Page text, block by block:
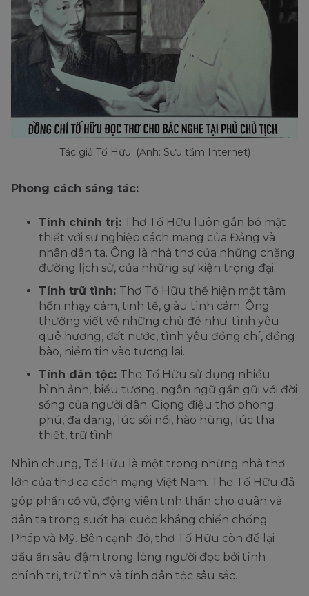
Tác giả Tố Hữu. (Ảnh: Sưu tầm Internet)
Phong cách sáng tác:
Tính chính trị: Thơ Tố Hữu luôn gắn bó mật
thiết với sự nghiệp cách mạng của Đảng và
nhân dân ta. Ông là nhà thơ của những chặng
đường lịch sử, của những sự kiện trọng đại.
Tính trữ tình: Thơ Tố Hữu thể hiện một tâm
hồn nhạy cảm, tinh tế, giàu tình cảm. Ông
thường viết về những chủ đề như: tình yêu
quê hương, đất nước, tình yêu đồng chí, đồng
bào, niềm tin vào tương lai...
Tính dân tộc: Thơ Tố Hữu sử dụng nhiều
hình ảnh, biểu tượng, ngôn ngữ gần gũi với đời
sống của người dân. Giọng điệu thơ phong
phú, đa dạng, lúc sôi nổi, hào hùng, lúc tha
thiết, trữ tình.
Nhìn chung, Tố Hữu là một trong những nhà thơ
lớn của thơ ca cách mạng Việt Nam. Thơ Tố Hữu đã
góp phần cổ vũ, động viên tinh thần cho quân và
dân ta trong suốt hai cuộc kháng chiến chống
Pháp và Mỹ. Bên cạnh đó, thơ Tố Hữu còn để lại
dấu ấn sâu đậm trong lòng người đọc bởi tính
chính trị, trữ tình và tính dân tộc sâu sắc.